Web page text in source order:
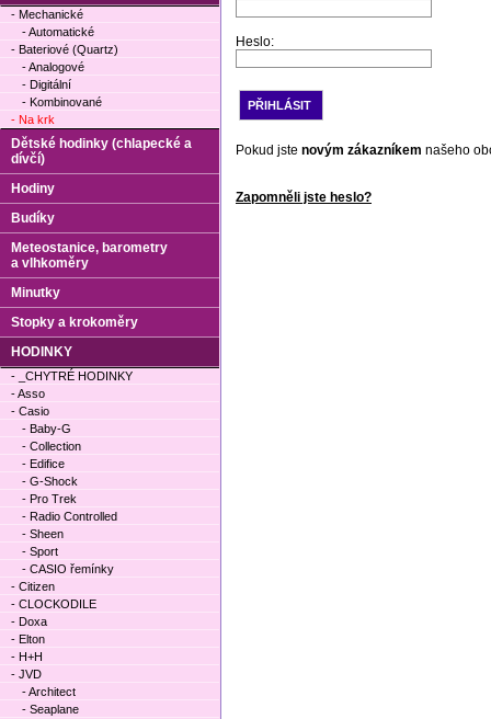
Heslo:
Pokud jste novým zákazníkem našeho
Zapomněli jste heslo?
- Mechanické
- Automatické
- Bateriové (Quartz)
- Analogové
- Digitální
- Kombinované
- Na krk
Dětské hodinky (chlapecké a
dívčí)
Hodiny
Budíky
Meteostanice, barometry
a vlhkoměry
Minutky
Stopky a krokoměry
HODINKY
- _CHYTRÉ HODINKY
- Asso
- Casio
- Baby-G
- Collection
- Edifice
- G-Shock
- Pro Trek
- Radio Controlled
- Sheen
- Sport
- CASIO řemínky
- Citizen
- CLOCKODILE
- Doxa
- Elton
- H+H
- JVD
- Architect
- Seaplane